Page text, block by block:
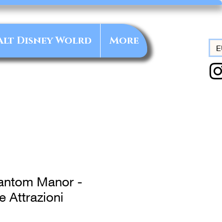
Disney Wolrd More
Manor -
Attrazioni